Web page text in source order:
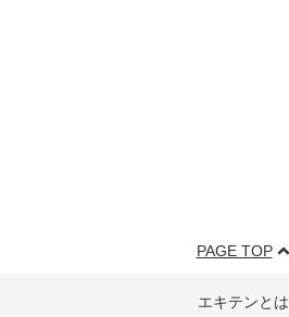
PAGE TOP
エキテンとは